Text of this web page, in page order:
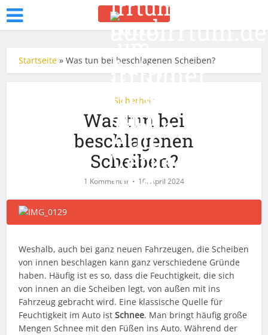
Startseite »Was tun bei beschlagenen Scheiben?
Sicherheit
Was tun bei
beschlagenen
Scheiben?
1 Kommentar 10. April 2024
Weshalb, auch bei ganz neuen Fahrzeugen, die Scheiben
von innen beschlagen kann ganz verschiedene Gründe
haben. Häufig ist es so, dass die Feuchtigkeit, die sich
von innen an die Scheiben legt, von außen mit ins
Fahrzeug gebracht wird. Eine klassische Quelle für
Feuchtigkeit im Auto istSchnee. Man bringt häufig große
Mengen Schnee mit den Füßen ins Auto. Während der